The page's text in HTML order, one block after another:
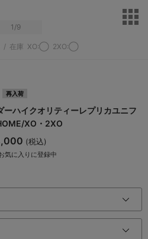
1 /9
/ 在庫 XO:◯ 2XO:◯
再入荷
ーハイクオリティーレプリカユニフ
XO・2XO
(税込)
気に入りに登録中